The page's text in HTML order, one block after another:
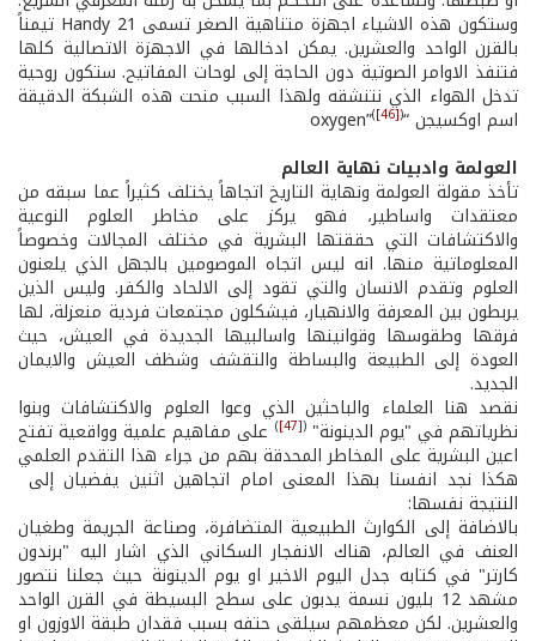
وستكون هذه الاشياء اجهزة متناهية الصغر تسمى Handy 21 تيمناً
بالقرن الواحد والعشرين. يمكن ادخالها في الاجهزة الاتصالية كلها
فتنفذ الاوامر الصوتية دون الحاجة إلى لوحات المفاتيح. ستكون روحية
تدخل الهواء الذي نتنشقه ولهذا السبب منحت هذه الشبكة الدقيقة
اسم اوكسيجن “oxygen” ([46])
العولمة وادبيات نهاية العالم
تأخذ مقولة العولمة ونهاية التاريخ اتجاهاً يختلف كثيراً عما سبقه من
معتقدات واساطير، فهو يركز على مخاطر العلوم النوعية
والاكتشافات التي حققتها البشرية في مختلف المجالات وخصوصاً
المعلوماتية منها. انه ليس اتجاه الموصومين بالجهل الذي يلعنون
العلوم وتقدم الانسان والتي تقود إلى الالحاد والكفر. وليس الذين
يربطون بين المعرفة والانهيار، فيشكلون مجتمعات فردية منعزلة، لها
فرقها وطقوسها وقوانينها واسالبيها الجديدة في العيش، حيث
العودة إلى الطبيعة والبساطة والتقشف وشظف العيش والايمان
الجديد.
نقصد هنا العلماء والباحثين الذي وعوا العلوم والاكتشافات وبنوا
نظرياتهم في "يوم الدينونة"(
[47]
) على مفاهيم علمية وواقعية تفتح
اعين البشرية على المخاطر المحدقة بهم من جراء هذا التقدم العلمي
هكذا نجد انفسنا بهذا المعنى امام اتجاهين اثنين يفضيان إلى
النتيجة نفسها:
بالاضافة إلى الكوارث الطبيعية المتضافرة، وصناعة الجريمة وطغيان
العنف في العالم، هناك الانفجار السكاني الذي اشار اليه "برندون
كارتر" في كتابه جدل اليوم الاخير او يوم الدينونة حيث جعلنا نتصور
مشهد 12 بليون نسمة يدبون على سطح البسيطة في القرن الواحد
والعشرين. لكن معظمهم سيلقى حتفه بسبب فقدان طبقة الاوزون او